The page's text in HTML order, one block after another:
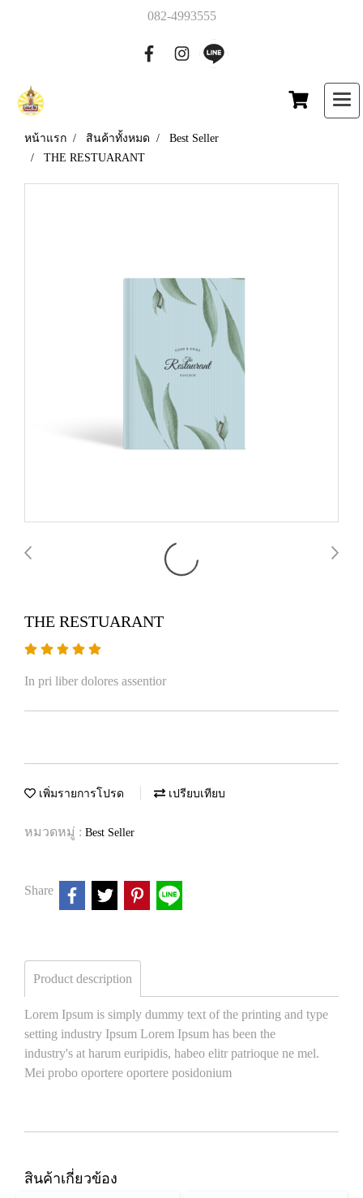
082-4993555
หน้าแรก สินค้าทั้งหมด
Best Seller
THE RESTUARANT
THE RESTUARANT
In pri liber dolores assentior
เพิ่มรายการโปรด เปรียบเทียบ
หมวดหมู่ : Best Seller
Share
Product description
Lorem Ipsum is simply dummy text of the printing and type
setting industry Ipsum Lorem Ipsum has been the
industry's at harum euripidis, habeo elitr patrioque ne mel.
Mei probo oportere oportere posidonium
สินค้าเกี่ยวข้อง